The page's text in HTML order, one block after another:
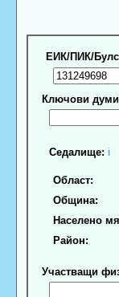
ЕИК/ПИК/
Ключови думи
Седалище: ℹ
Област:
Община:
Населено
Район:
Участващи